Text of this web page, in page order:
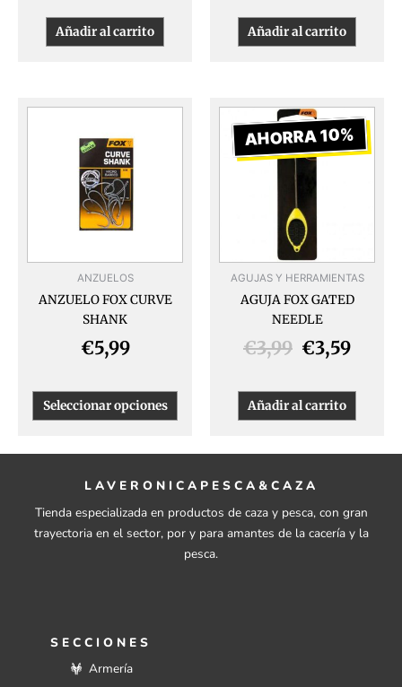
Añadir al carrito Añadir al carrito
ANZUELOS
ANZUELO FOX CURVE
SHANK
€5,99
Seleccionar opciones
Este
pueden
AHORRA 10%
AGUJAS Y HERRAMIENTAS
AGUJA FOX GATED
NEEDLE
€3,99
El
precio
original
€3,99.
€3,59
El
Añadir al carrito
LAVERONICAPESCA&CAZA
Tienda especializada en productos de caza y pesca, con gran
trayectoria en el sector, por y para amantes de la cacería y la
pesca.
SECCIONES
Armería